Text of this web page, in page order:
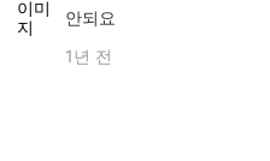
안되요
1년 전